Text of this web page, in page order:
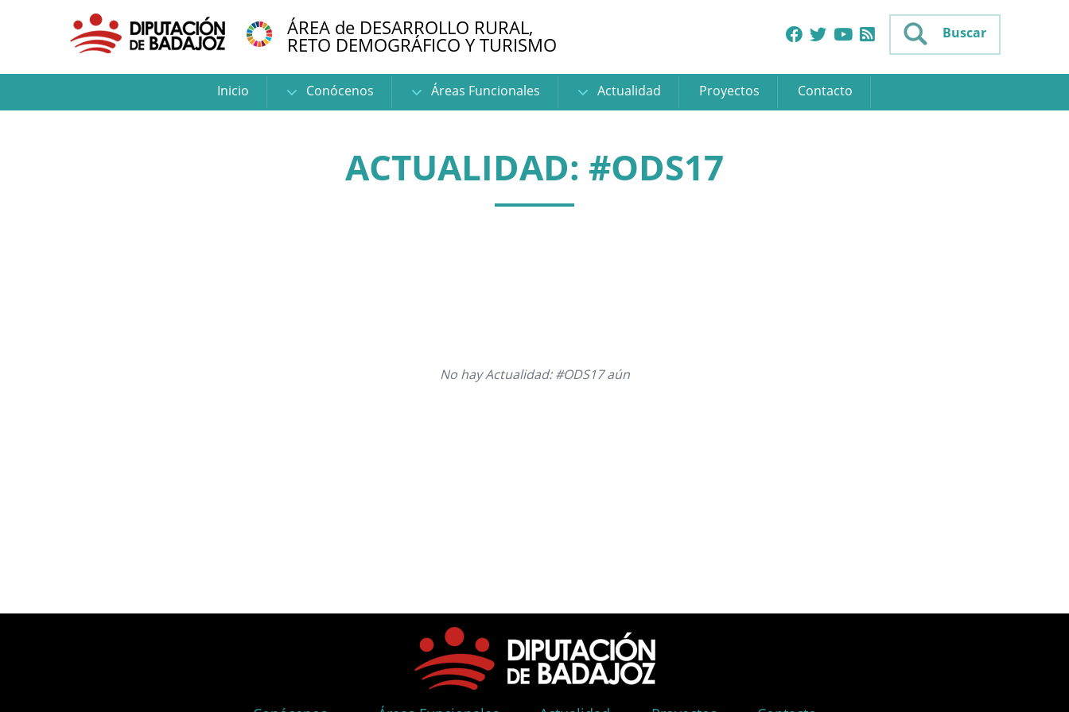
ÁREA de DESARROLLO RURAL,
RETO DEMOGRÁFICO Y TURISMO Buscar
Inicio Conócenos Áreas Funcionales Actualidad Proyectos Contacto
ACTUALIDAD: #ODS17
No hay Actualidad: #ODS17 aún